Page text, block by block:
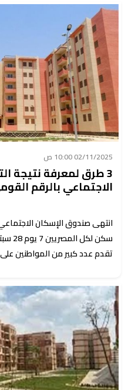
02/11/2025 10:00 ص
3 طرق لمعرفة نتيجة
الاجتماعي بالرقم
انتهى صندوق الإسكان
سكن
تقدم عدد كبير من المواطنين